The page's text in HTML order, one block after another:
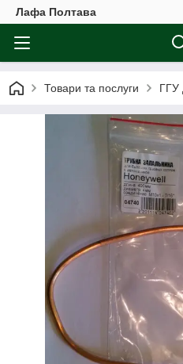
Лафа Полтава
Товари та послуги ГГУ